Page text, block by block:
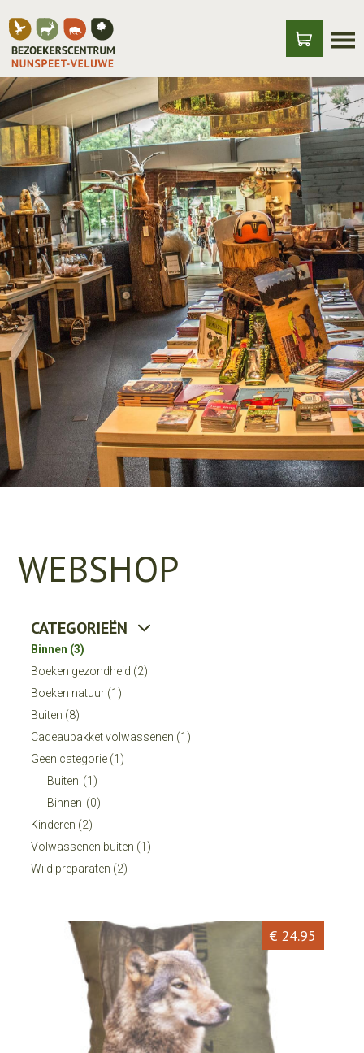
WEBSHOP
CATEGORIEËN
Binnen (3)
Boeken gezondheid (2)
Boeken natuur (1)
Buiten (8)
Cadeaupakket volwassenen (1)
Geen categorie (1)
Buiten (1)
Binnen (0)
Kinderen (2)
Volwassenen buiten (1)
Wild preparaten (2)
€ 24.95